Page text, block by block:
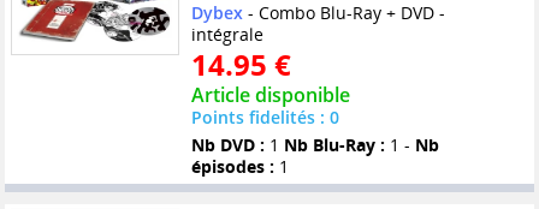
Dybex- Combo Blu-Ray + DVD -
intégrale
14.95 €
Article disponible
Points fidelités : 0
Nb DVD : 1 Nb Blu-Ray : 1 - Nb
épisodes : 1